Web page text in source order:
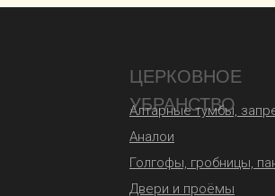
ЦЕРКОВНОЕ
УБРАНСТВО
Алтарные тумбы,
Аналои
Голгофы, гробницы,
Двери и проёмы